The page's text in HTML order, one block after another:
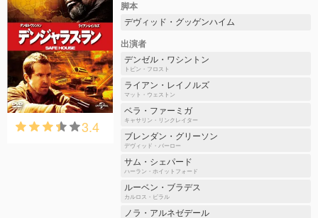
3.4
脚本
デヴィッド・グッゲンハイム
出演者
デンゼル・ワシントン
トビン・フロスト
ライアン・レイノルズ
マット・ウェストン
ベラ・ファーミガ
キャサリン・リンクレイター
ブレンダン・グリーソン
デヴィッド・バーロー
サム・シェパード
ハーラン・ホイットフォード
ルーベン・ブラデス
カルロス・ビラル
ノラ・アルネゼデール